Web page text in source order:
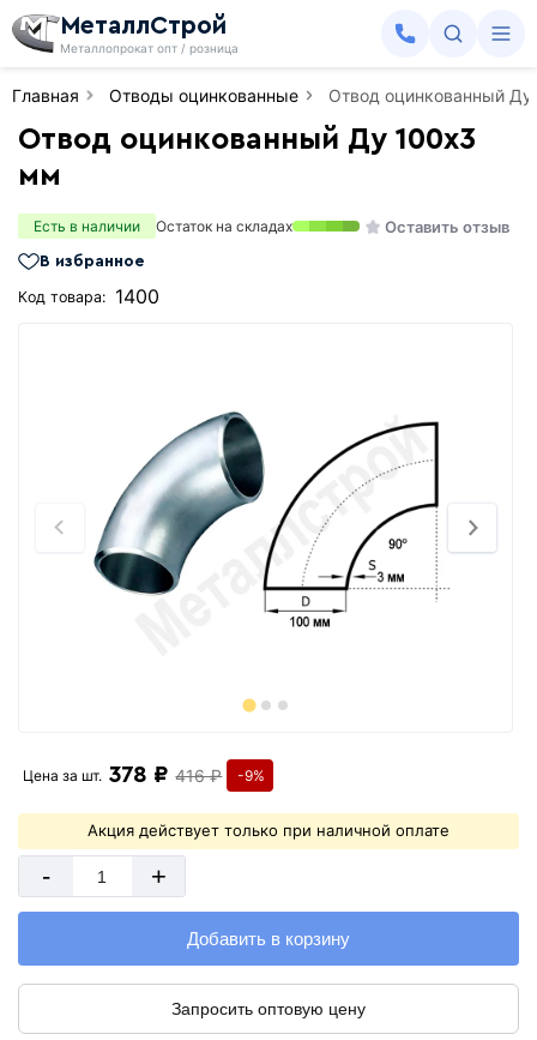
МеталлСтрой
Металлопрокат опт / розница
Главная Отводы оцинкованные Отвод оцинкованный
Отвод оцинкованный Ду 100х3
мм
Есть в наличии Остаток на складах Оставить отзыв
В избранное
Код товара: 1400
Цена за шт. 378 ₽ 416 ₽ -9%
Акция действует только при наличной оплате
- +
Добавить в корзину
Запросить оптовую цену